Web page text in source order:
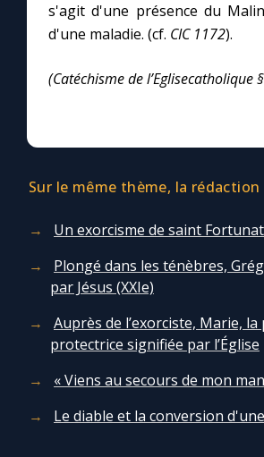
s'agit d'une présence du
d'une maladie. (cf. CIC 1172).
(Catéchisme de l’Eglisecatholique
Sur le même thème, la rédaction
Un exorcisme de saint
Plongé dans les ténèbres,
par Jésus (XXIe)
Auprès de l’exorciste, Marie,
protectrice signifiée par l’Église
« Viens au secours de mon
Le diable et la conversion